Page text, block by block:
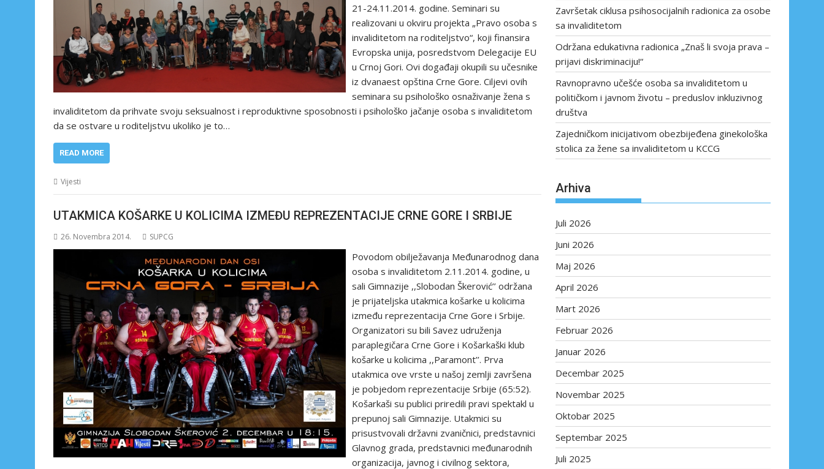
21-24.11.2014. godine. Seminari su
realizovani u okviru projekta „Pravo osoba s
invaliditetom na roditeljstvo“, koji finansira
Evropska unija, posredstvom Delegacije EU
u Crnoj Gori. Ovi događaji okupili su učesnike
iz dvanaest opština Crne Gore. Ciljevi ovih
seminara su psihološko osnaživanje žena s
invaliditetom da prihvate svoju seksualnost i reproduktivne sposobnosti i psihološko jačanje osoba s invaliditetom
da se ostvare u roditeljstvu ukoliko je to…
READ MORE
Vijesti
UTAKMICA KOŠARKE U KOLICIMA IZMEĐU REPREZENTACIJE CRNE GORE I SRBIJE
26. Novembra 2014. SUPCG
Povodom obilježavanja Međunarodnog dana
osoba s invaliditetom 2.11.2014. godine, u
sali Gimnazije ,,Slobodan Škerović’’ održana
je prijateljska utakmica košarke u kolicima
između reprezentacija Crne Gore i Srbije.
Organizatori su bili Savez udruženja
paraplegičara Crne Gore i Košarkaški klub
košarke u kolicima ,,Paramont’’. Prva
utakmica ove vrste u našoj zemlji završena
je pobjedom reprezentacije Srbije (65:52).
Košarkaši su publici priredili pravi spektakl u
prepunoj sali Gimnazije. Utakmici su
prisustvovali državni zvaničnici, predstavnici
Glavnog grada, predstavnici međunarodnih
organizacija, javnog i civilnog sektora,
Završetak ciklusa psihosocijalnih radionica za osobe
sa invaliditetom
Održana edukativna radionica „Znaš li svoja prava –
prijavi diskriminaciju!“
Ravnopravno učešće osoba sa invaliditetom u
političkom i javnom životu – preduslov inkluzivnog
društva
Zajedničkom inicijativom obezbijeđena ginekološka
stolica za žene sa invaliditetom u KCCG
Arhiva
Juli 2026
Juni 2026
Maj 2026
April 2026
Mart 2026
Februar 2026
Januar 2026
Decembar 2025
Novembar 2025
Oktobar 2025
Septembar 2025
Juli 2025